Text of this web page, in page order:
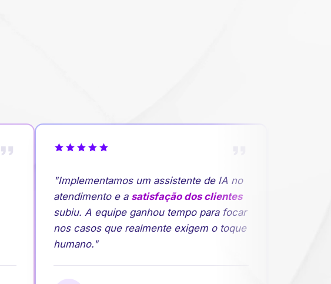
"Implementamos um assistente de IA no
atendimento e asatisfação dos clientes
subiu. A equipe ganhou tempo para focar
nos casos que realmente exigem o toque
humano."